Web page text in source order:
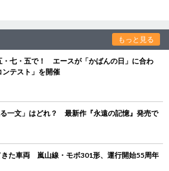
もっと見る
・七・五で！ エースが「かばんの日」に合わ
テスト」を開催
一文」はどれ？ 最新作『永遠の記憶』発売で
きた車両 嵐山線・モボ301形、運行開始55周年